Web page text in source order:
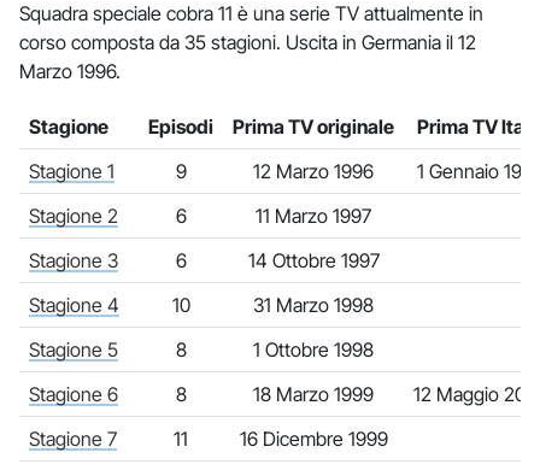
Squadra speciale cobra 11 è una serie TV attualmente in
corso composta da 35 stagioni. Uscita in Germania il 12
Marzo 1996.
Stagione Episodi Prima TV originale
Prima TV
Stagione 1
9 12 Marzo 1996
1 Gennaio
Stagione 2
6
11 Marzo 1997
Stagione 3
6
14 Ottobre 1997
Stagione 4
10
31 Marzo 1998
Stagione 5
8
1 Ottobre 1998
Stagione 6
8 18 Marzo 1999
12 Maggio
Stagione 7
11
16 Dicembre 1999